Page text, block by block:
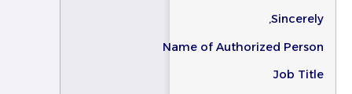
Sincerely,
Name of Authorized Person
Job Title